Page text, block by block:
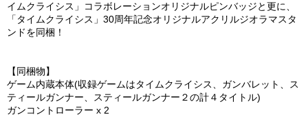
イムクライシス」コラボレーションオリジナルピンバッジと更に、
「タイムクライシス」30周年記念オリジナルアクリルジオラマスタ
ンドを同梱！
【同梱物】
ゲーム内蔵本体(収録ゲームはタイムクライシス、ガンバレット、ス
ティールガンナー、スティールガンナー２の計４タイトル)
ガンコントローラー x 2